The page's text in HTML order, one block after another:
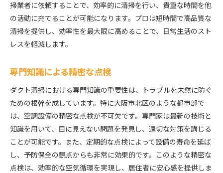
掃業者に依頼することで、効率的に清掃を行い、貴重な時間を他
の活動に充てることが可能になります。プロは短時間で高品質な
清掃を提供し、効率性を最大限に高めることで、日常生活のスト
レスを軽減します。
専門知識による精密な点検
ダクト清掃における専門知識の重要性は、トラブルを未然に防ぐ
ための根幹を成しています。特に大阪市北区のような都市部で
は、空調設備の精密な点検が不可欠です。専門家は最新の技術と
知識を用いて、目に見えない問題を発見し、適切な対策を講じる
ことが可能です。また、定期的な点検によって設備の寿命を延ば
し、予防保全の観点からも非常に効果的です。このような精密な
点検は、効率的な空気循環を実現し、居住者に安心感を提供しま